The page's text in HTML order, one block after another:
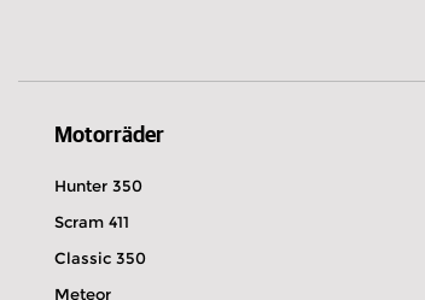
Motorräder
Hunter 350
Scram 411
Classic 350
Meteor